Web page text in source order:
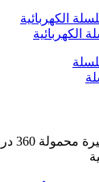
الكهربائية